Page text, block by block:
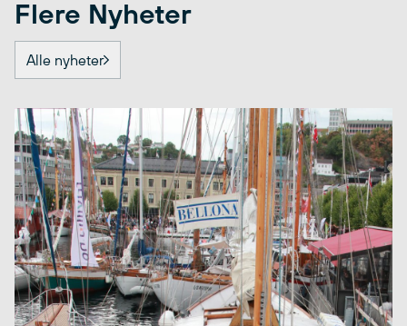
Flere Nyheter
Alle nyheter